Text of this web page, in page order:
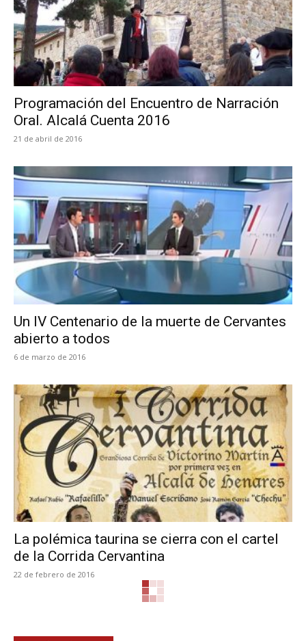
Programación del Encuentro de Narración
Oral. Alcalá Cuenta 2016
21 de abril de 2016
Un IV Centenario de la muerte de Cervantes
abierto a todos
6 de marzo de 2016
La polémica taurina se cierra con el cartel
de la Corrida Cervantina
22 de febrero de 2016